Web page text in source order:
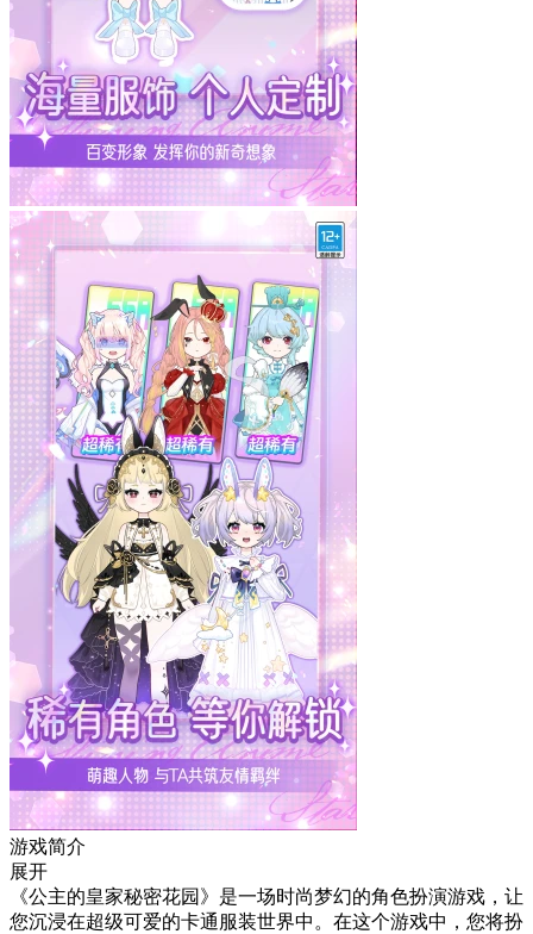
游戏简介
展开
《公主的皇家秘密花园》是一场时尚梦幻的角色扮演游戏，让
您沉浸在超级可爱的卡通服装世界中。在这个游戏中，您将扮